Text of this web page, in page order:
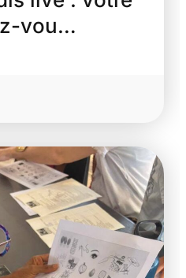
vou…